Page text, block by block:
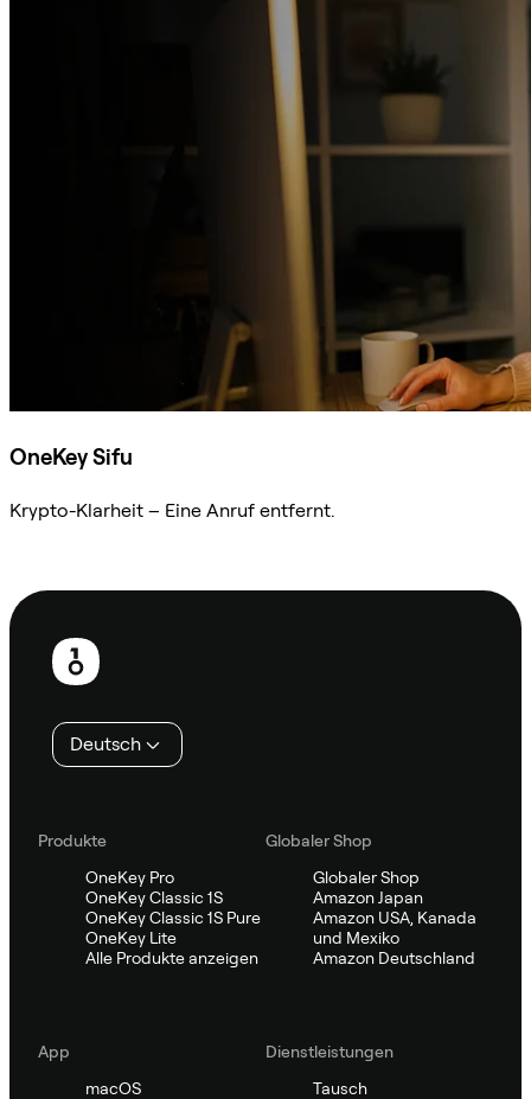
OneKey Sifu
Krypto-Klarheit – Eine Anruf entfernt.
Fußzeile
Deutsch
Produkte
OneKey Pro
OneKey Classic 1S
OneKey Classic 1S Pure
OneKey Lite
Alle Produkte anzeigen
Globaler Shop
Globaler Shop
Amazon Japan
Amazon USA, Kanada
und Mexiko
Amazon Deutschland
App
macOS
Dienstleistungen
Tausch